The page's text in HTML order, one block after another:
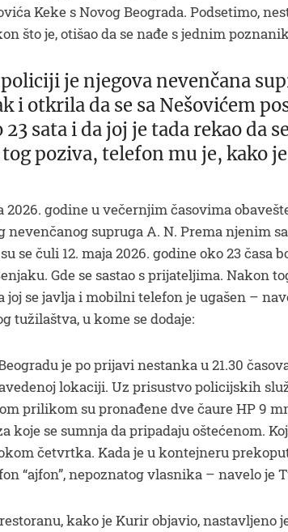
Keke s Novog Beograda. Podsetimo,
što je, otišao da se nađe s jednim
je njegova nevenčana
i otkrila da se sa Nešovićem
23 sata i da joj je tada rekao da
poziva, telefon mu je, kako
2026. godine u večernjim časovima
supruga A. N. Prema njenim
se čuli 12. maja 2026. godine oko 23 časa
Gde se sastao s prijateljima. Nakon
joj se javlja i mobilni telefon je ugašen –
tužilaštva, u kome se dodaje:
je po prijavi nestanka u 21.30
lokaciji. Uz prisustvo policijskih
prilikom su pronađene dve čaure HP 9
koje se sumnja da pripadaju oštećenom.
četvrtka. Kada je u kontejneru
“ajfon”, nepoznatog vlasnika – navelo je
kako je Kurir objavio, nastavljeno